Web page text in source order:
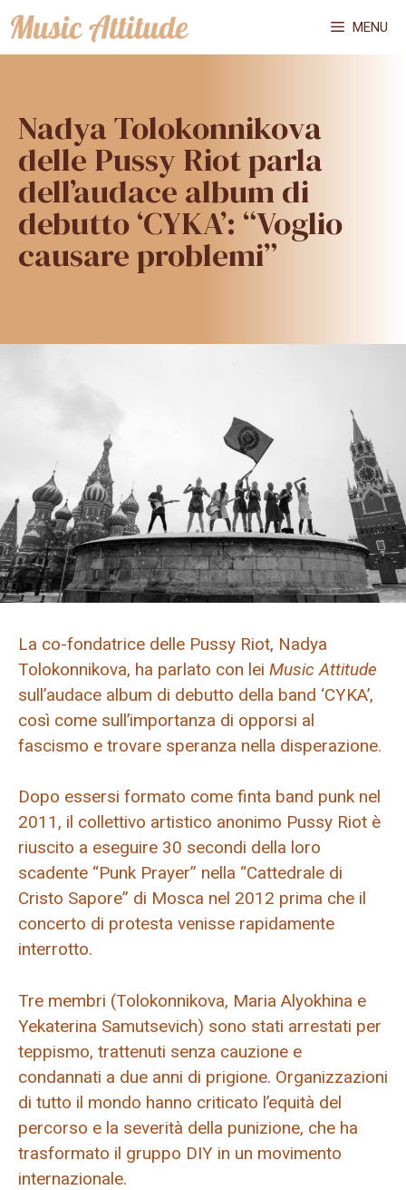
Vai
al
MENU
Nadya Tolokonnikova
delle Pussy Riot parla
dell’audace album di
debutto ‘CYKA’: “Voglio
causare problemi”
La co-fondatrice delle Pussy Riot, Nadya
Tolokonnikova, ha parlato con lei Music Attitude
sull’audace album di debutto della band ‘CYKA’,
così come sull’importanza di opporsi al
fascismo e trovare speranza nella disperazione.
Dopo essersi formato come finta band punk nel
2011, il collettivo artistico anonimo Pussy Riot è
riuscito a eseguire 30 secondi della loro
scadente “Punk Prayer” nella “Cattedrale di
Cristo Sapore” di Mosca nel 2012 prima che il
concerto di protesta venisse rapidamente
interrotto.
Tre membri (Tolokonnikova, Maria Alyokhina e
Yekaterina Samutsevich) sono stati arrestati per
teppismo, trattenuti senza cauzione e
condannati a due anni di prigione. Organizzazioni
di tutto il mondo hanno criticato l’equità del
percorso e la severità della punizione, che ha
trasformato il gruppo DIY in un movimento
internazionale.